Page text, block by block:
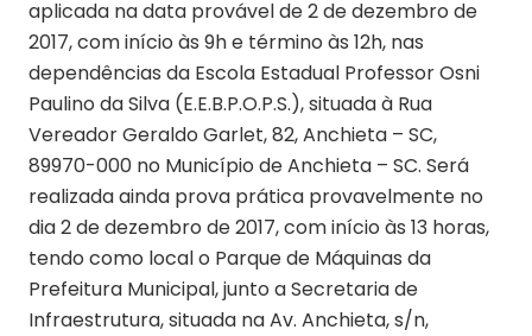
aplicada na data provável de 2 de dezembro de
2017, com início às 9h e término às 12h, nas
dependências da Escola Estadual Professor Osni
Paulino da Silva (E.E.B.P.O.P.S.), situada à Rua
Vereador Geraldo Garlet, 82, Anchieta – SC,
89970-000 no Município de Anchieta – SC. Será
realizada ainda prova prática provavelmente no
dia 2 de dezembro de 2017, com início às 13 horas,
tendo como local o Parque de Máquinas da
Prefeitura Municipal, junto a Secretaria de
Infraestrutura, situada na Av. Anchieta, s/n,